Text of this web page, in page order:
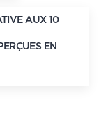
AUX 10
EN